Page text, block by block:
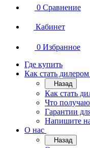
0 Сравнение
Кабинет
0 Избранное
Где купить
Как стать дилером
Назад
Как стать
Что
Гарантии
Напишите
О нас
Назад